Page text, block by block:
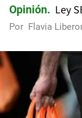
Opinión Ley
Por Flavia